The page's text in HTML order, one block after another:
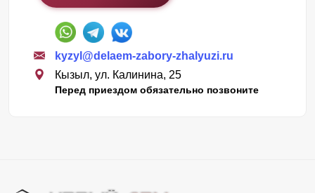
kyzyl@delaem-zabory-zhalyuzi.ru
Кызыл, ул. Калинина, 25
Перед приездом обязательно позвоните